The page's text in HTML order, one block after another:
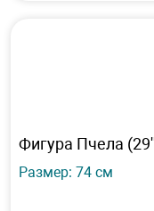
Фигура Пчела
Размер: 74 см